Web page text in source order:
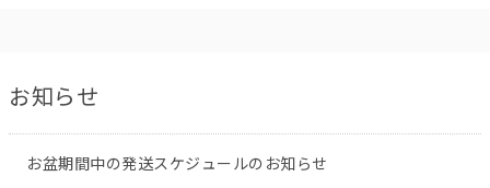
お知らせ
お盆期間中の発送スケジュールのお知らせ